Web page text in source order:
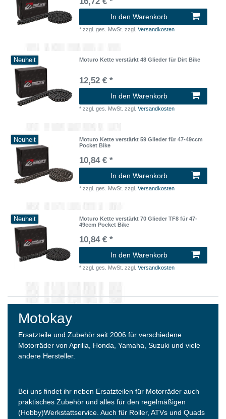
In den Warenkorb
*zzgl. ges. MwSt. zzgl.Versandkosten
Neuheit Moturo Kette verstärkt 48 Glieder für Dirt Bike
12,52 € *
In den Warenkorb
*zzgl. ges. MwSt. zzgl.Versandkosten
Neuheit
Moturo Kette verstärkt 59 Glieder für 47-49ccm
Pocket Bike
10,84 € *
In den Warenkorb
*zzgl. ges. MwSt. zzgl.Versandkosten
Neuheit
Moturo Kette verstärkt 70 Glieder TF8 für 47-
49ccm Pocket Bike
10,84 € *
In den Warenkorb
*zzgl. ges. MwSt. zzgl.Versandkosten
Motokay
Ersatzteile und Zubehör seit 2006 für verschiedene
Motorräder von Aprilia, Honda, Yamaha, Suzuki und viele
andere Hersteller.
Bei uns findet ihr neben Ersatzteilen für Motorräder auch
praktisches Zubehör und alles für den regelmäßigen
(Hobby)Werkstattservice. Auch für Roller, ATVs und Quads